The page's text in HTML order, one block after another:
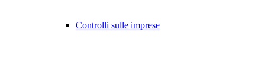
Controlli sulle imprese